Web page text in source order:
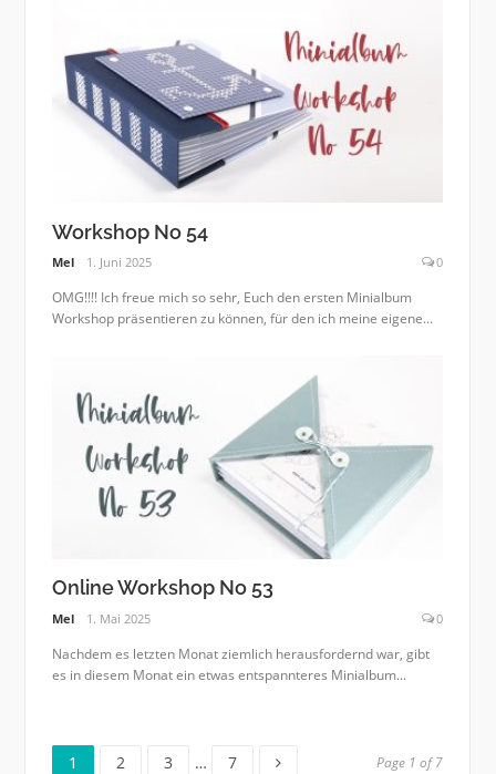
Workshop No 54
Mel 1. Juni 2025 0
OMG!!!! Ich freue mich so sehr, Euch den ersten Minialbum
Workshop präsentieren zu können, für den ich meine eigene...
Online Workshop No 53
Mel 1. Mai 2025 0
Nachdem es letzten Monat ziemlich herausfordernd war, gibt
es in diesem Monat ein etwas entspannteres Minialbum...
Page
1 2 3 … 7 Page 1 of 7